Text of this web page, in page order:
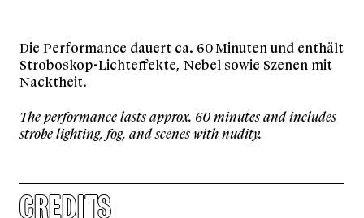
Die Performance dauert ca. 60 Minuten und enthält
Stroboskop-Lichteffekte, Nebel sowie Szenen mit
Nacktheit.
The performance lasts approx. 60 minutes and includes
strobe lighting, fog, and scenes with nudity.
CREDITS